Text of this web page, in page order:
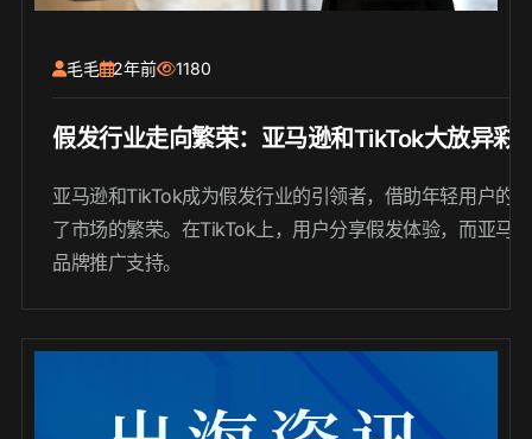
毛毛 2年前 1180
假发行业走向繁荣：亚马逊和TikTok大放异彩
亚马逊和TikTok成为假发行业的引领者，借助年轻用户的
了市场的繁荣。在TikTok上，用户分享假发体验，而亚马
品牌推广支持。